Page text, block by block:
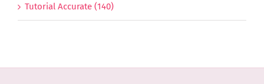
Tutorial Accurate (140)